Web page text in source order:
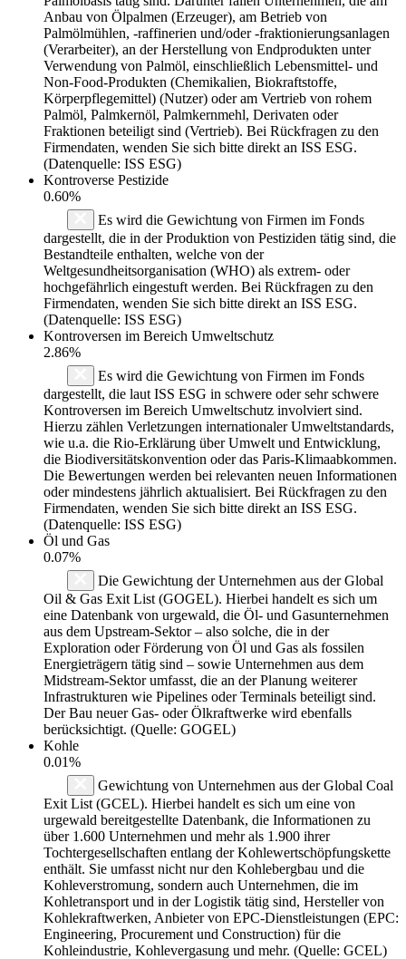
Anbau von Ölpalmen (Erzeuger), am Betrieb von
Palmölmühlen, -raffinerien und/oder -fraktionierungsanlagen
(Verarbeiter), an der Herstellung von Endprodukten unter
Verwendung von Palmöl, einschließlich Lebensmittel- und
Non-Food-Produkten (Chemikalien, Biokraftstoffe,
Körperpflegemittel) (Nutzer) oder am Vertrieb von rohem
Palmöl, Palmkernöl, Palmkernmehl, Derivaten oder
Fraktionen beteiligt sind (Vertrieb). Bei Rückfragen zu den
Firmendaten, wenden Sie sich bitte direkt an ISS ESG.
(Datenquelle: ISS ESG)
Kontroverse Pestizide
0.60%
Es wird die Gewichtung von Firmen im Fonds
dargestellt, die in der Produktion von Pestiziden tätig sind, die
Bestandteile enthalten, welche von der
Weltgesundheitsorganisation (WHO) als extrem- oder
hochgefährlich eingestuft werden. Bei Rückfragen zu den
Firmendaten, wenden Sie sich bitte direkt an ISS ESG.
(Datenquelle: ISS ESG)
Kontroversen im Bereich Umweltschutz
2.86%
Es wird die Gewichtung von Firmen im Fonds
dargestellt, die laut ISS ESG in schwere oder sehr schwere
Kontroversen im Bereich Umweltschutz involviert sind.
Hierzu zählen Verletzungen internationaler Umweltstandards,
wie u.a. die Rio-Erklärung über Umwelt und Entwicklung,
die Biodiversitätskonvention oder das Paris-Klimaabkommen.
Die Bewertungen werden bei relevanten neuen Informationen
oder mindestens jährlich aktualisiert. Bei Rückfragen zu den
Firmendaten, wenden Sie sich bitte direkt an ISS ESG.
(Datenquelle: ISS ESG)
Öl und Gas
0.07%
Die Gewichtung der Unternehmen aus der Global
Oil & Gas Exit List (GOGEL). Hierbei handelt es sich um
eine Datenbank von urgewald, die Öl- und Gasunternehmen
aus dem Upstream-Sektor – also solche, die in der
Exploration oder Förderung von Öl und Gas als fossilen
Energieträgern tätig sind – sowie Unternehmen aus dem
Midstream-Sektor umfasst, die an der Planung weiterer
Infrastrukturen wie Pipelines oder Terminals beteiligt sind.
Der Bau neuer Gas- oder Ölkraftwerke wird ebenfalls
berücksichtigt. (Quelle: GOGEL)
Kohle
0.01%
Gewichtung von Unternehmen aus der Global Coal
Exit List (GCEL). Hierbei handelt es sich um eine von
urgewald bereitgestellte Datenbank, die Informationen zu
über 1.600 Unternehmen und mehr als 1.900 ihrer
Tochtergesellschaften entlang der Kohlewertschöpfungskette
enthält. Sie umfasst nicht nur den Kohlebergbau und die
Kohleverstromung, sondern auch Unternehmen, die im
Kohletransport und in der Logistik tätig sind, Hersteller von
Kohlekraftwerken, Anbieter von EPC-Dienstleistungen (EPC:
Engineering, Procurement und Construction) für die
Kohleindustrie, Kohlevergasung und mehr. (Quelle: GCEL)